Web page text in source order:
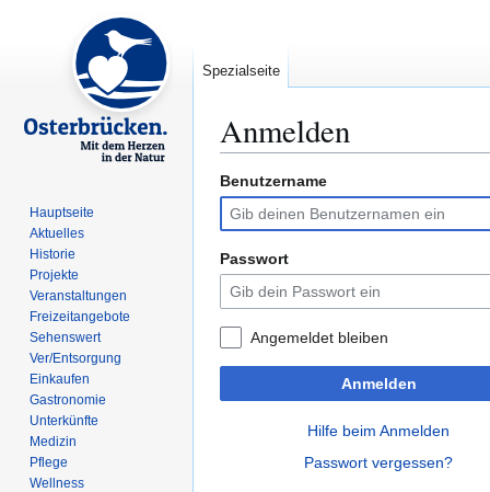
Anmelden
Zur
Navigation
springen
Zur
Suche
springen
Benutzername
Passwort
Angemeldet bleiben
Anmelden
Hilfe beim Anmelden
Passwort vergessen?
Spezialseite
Hauptseite
Aktuelles
Historie
Projekte
Veranstaltungen
Freizeitangebote
Sehenswert
Ver/Entsorgung
Einkaufen
Gastronomie
Unterkünfte
Medizin
Pflege
Wellness